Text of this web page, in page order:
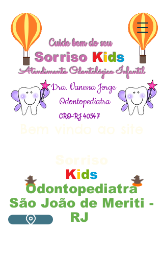
Cuide bem do seu
Sorriso Kids
Atendimento Odontológico Infantil
Dra. Vanessa Jorge
Odontopediatra
CRO-RJ 40547
Kids
Odontopediatra
São João de Meriti -
RJ